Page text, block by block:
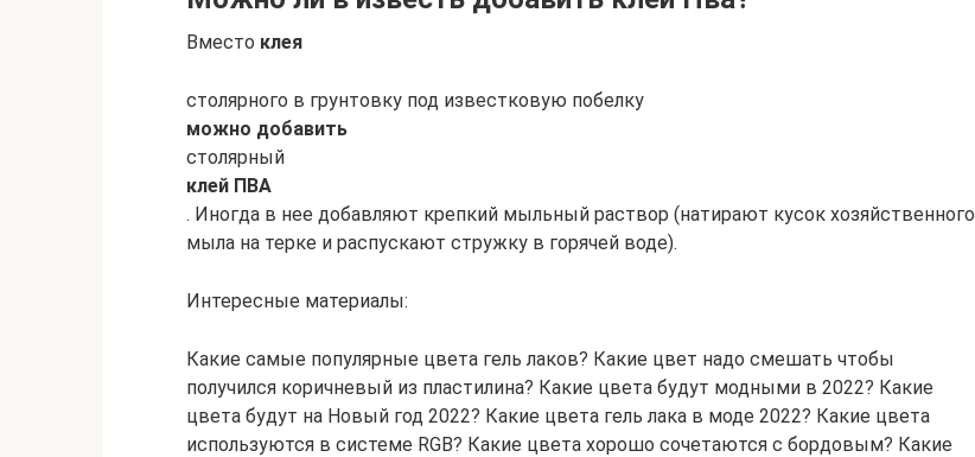
Вместо клея
столярного в грунтовку под известковую побелку
можно добавить
столярный
клей ПВА
. Иногда в нее добавляют крепкий мыльный раствор (натирают кусок хозяйственного
мыла на терке и распускают стружку в горячей воде).
Интересные материалы:
Какие самые популярные цвета гель лаков? Какие цвет надо смешать чтобы
получился коричневый из пластилина? Какие цвета будут модными в 2022? Какие
цвета будут на Новый год 2022? Какие цвета гель лака в моде 2022? Какие цвета
используются в системе RGB? Какие цвета хорошо сочетаются с бордовым? Какие